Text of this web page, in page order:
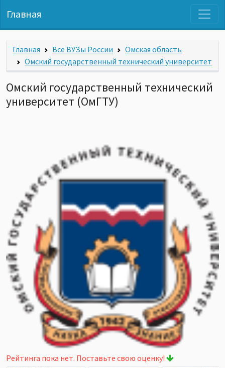
Главная
Главная Все ВУЗы России
Омская область
Омский государственный технический университет
Омский государственный технический
университет (ОмГТУ)
Рейтинга пока нет. Поставьте свою оценку!